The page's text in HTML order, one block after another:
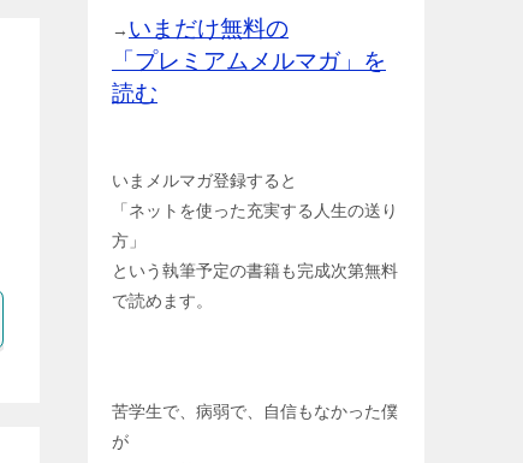
→ いまだけ無料の
「プレミアムメルマガ」を
読む
いまメルマガ登録すると
「ネットを使った充実する人生の送り
方」
という執筆予定の書籍も完成次第無料
で読めます。
苦学生で、病弱で、自信もなかった僕
が